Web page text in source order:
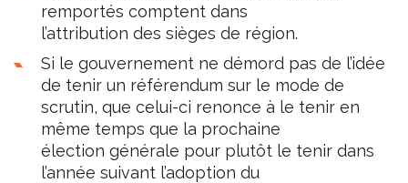
remportés comptent dans
l’attribution des sièges de région.
Si le gouvernement ne démord pas de l’idée
de tenir un référendum sur le mode de
scrutin, que celui-ci renonce à le tenir en
même temps que la prochaine
élection générale pour plutôt le tenir dans
l’année suivant l’adoption du